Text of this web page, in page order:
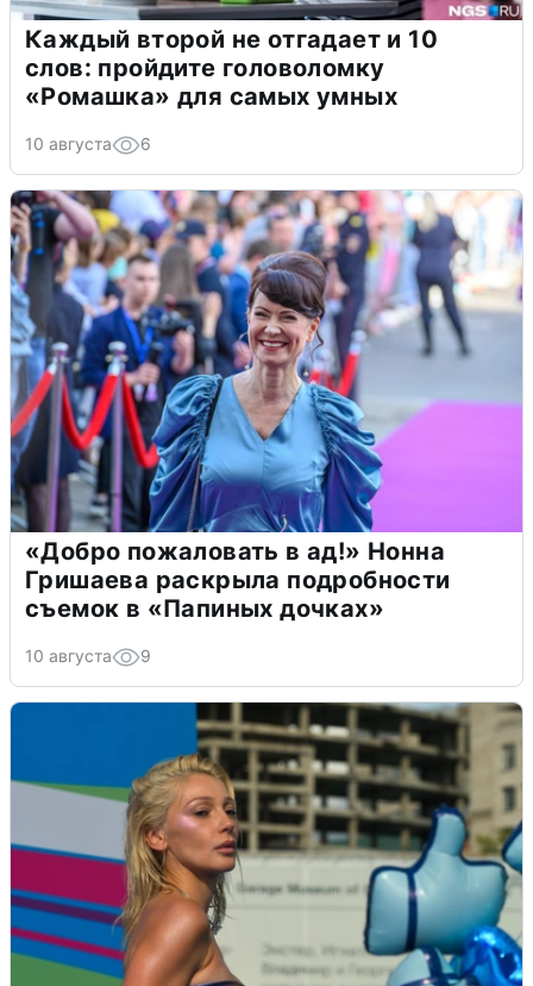
Каждый второй не отгадает и 10
слов: пройдите головоломку
«Ромашка» для самых умных
10 августа 6
«Добро пожаловать в ад!» Нонна
Гришаева раскрыла подробности
съемок в «Папиных дочках»
10 августа 9